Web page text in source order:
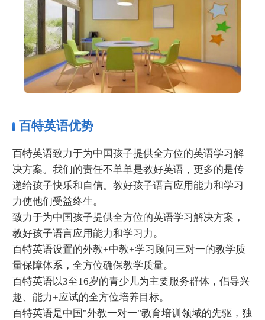
百特英语优势
百特英语致力于为中国孩子提供全方位的英语学习解
决方案。我们的责任不单单是教好英语，更多的是传
递给孩子快乐和自信。教好孩子语言应用能力和学习
力使他们受益终生。
致力于为中国孩子提供全方位的英语学习解决方案，
教好孩子语言应用能力和学习力。
百特英语设置的外教+中教+学习顾问三对一的教学质
量保障体系，全方位确保教学质量。
百特英语以3至16岁的青少儿为主要服务群体，倡导兴
趣、能力+应试的全方位培养目标。
百特英语是中国"外教一对一"教育培训领域的先驱，独